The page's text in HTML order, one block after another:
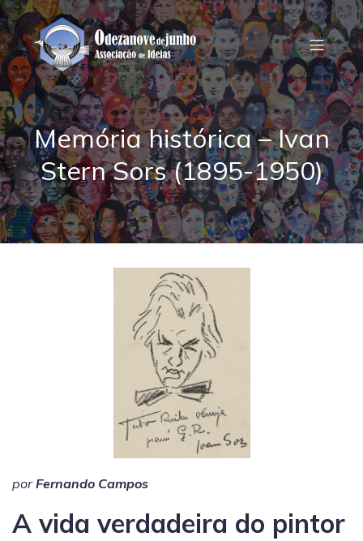
Memória histórica – Ivan
Stern Sors (1895-1950)
porFernando Campos
A vida verdadeira do pintor